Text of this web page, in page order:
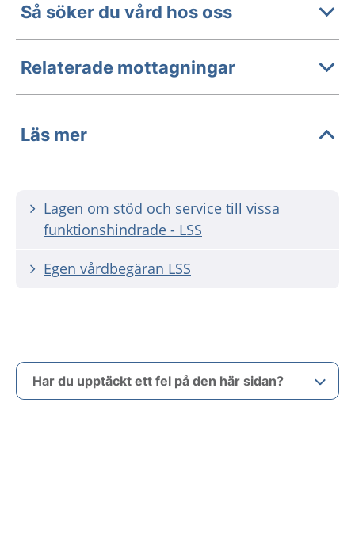
Så söker du vård hos oss
Relaterade mottagningar
Läs mer
Lagen om stöd och service till vissa
funktionshindrade - LSS
Egen vårdbegäran LSS
Har du upptäckt ett fel på den här sidan?